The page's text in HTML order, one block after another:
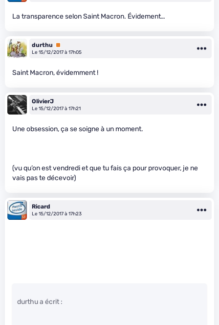
La transparence selon Saint Macron. Évidement…
durthu
Premium
Le 15/12/2017 à 17h05
Saint Macron, évidemment !
OlivierJ
Le 15/12/2017 à 17h21
Une obsession, ça se soigne à un moment.
(vu qu’on est vendredi et que tu fais ça pour provoquer, je ne
vais pas te décevoir)
Ricard
Le 15/12/2017 à 17h23
durthu a écrit :